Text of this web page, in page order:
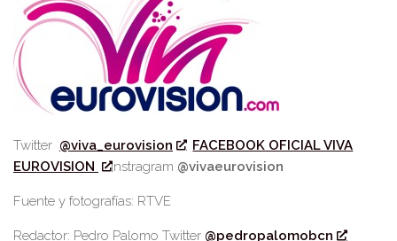
Twitter @viva_eurovision
FACEBOOK OFICIAL VIVA
EUROVISION
Instragram @vivaeurovision
Fuente y fotografías: RTVE
Redactor: Pedro Palomo Twitter @pedropalomobcn